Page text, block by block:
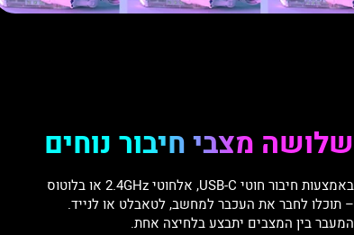
שלושה מצבי חיבור נוחים
באמצעות חיבור חוטי USB-C, אלחוטי 2.4GHz או בלוטוס
– תוכלו לחבר את העכבר למחשב, לטאבלט או לנייד.
המעבר בין המצבים יתבצע בלחיצה אחת.